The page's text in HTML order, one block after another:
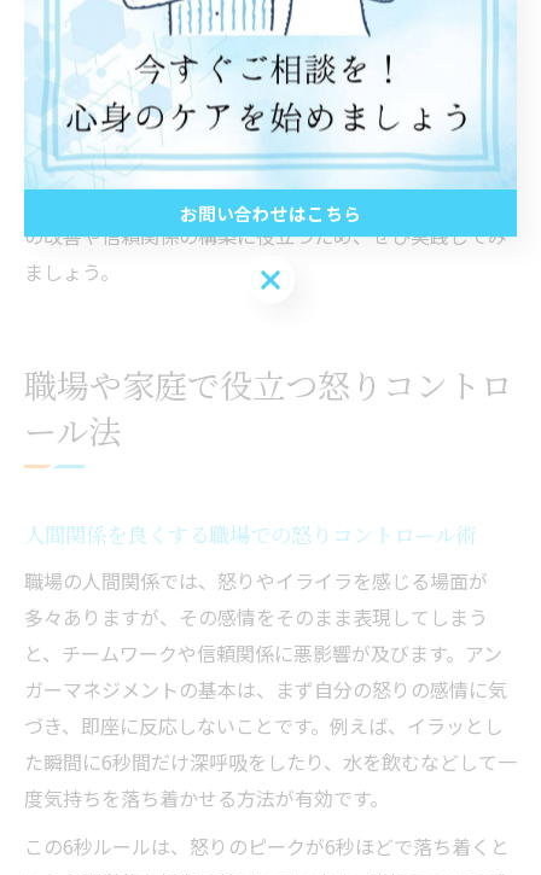
「○○さんの意見も理解したいので、少し考える時間
をもらえますか？」
「自分の感情が高ぶっているので、一度落ち着いてか
ら話したいです」
これらの例文を日常会話で使うことで、怒りに振り回さ
れず、相手と冷静に向き合うことができます。人間関係
の改善や信頼関係の構築に役立つため、ぜひ実践してみ
ましょう。
職場や家庭で役立つ怒りコントロ
ール法
人間関係を良くする職場での怒りコントロール術
職場の人間関係では、怒りやイライラを感じる場面が
多々ありますが、その感情をそのまま表現してしまう
と、チームワークや信頼関係に悪影響が及びます。アン
ガーマネジメントの基本は、まず自分の怒りの感情に気
づき、即座に反応しないことです。例えば、イラッとし
た瞬間に6秒間だけ深呼吸をしたり、水を飲むなどして一
度気持ちを落ち着かせる方法が有効です。
この6秒ルールは、怒りのピークが6秒ほどで落ち着くと
お問い合わせはこちら
お問い合わせはこちら